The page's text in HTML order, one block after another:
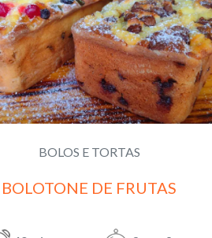
BOLOS E TORTAS
BOLOTONE DE FRUTAS